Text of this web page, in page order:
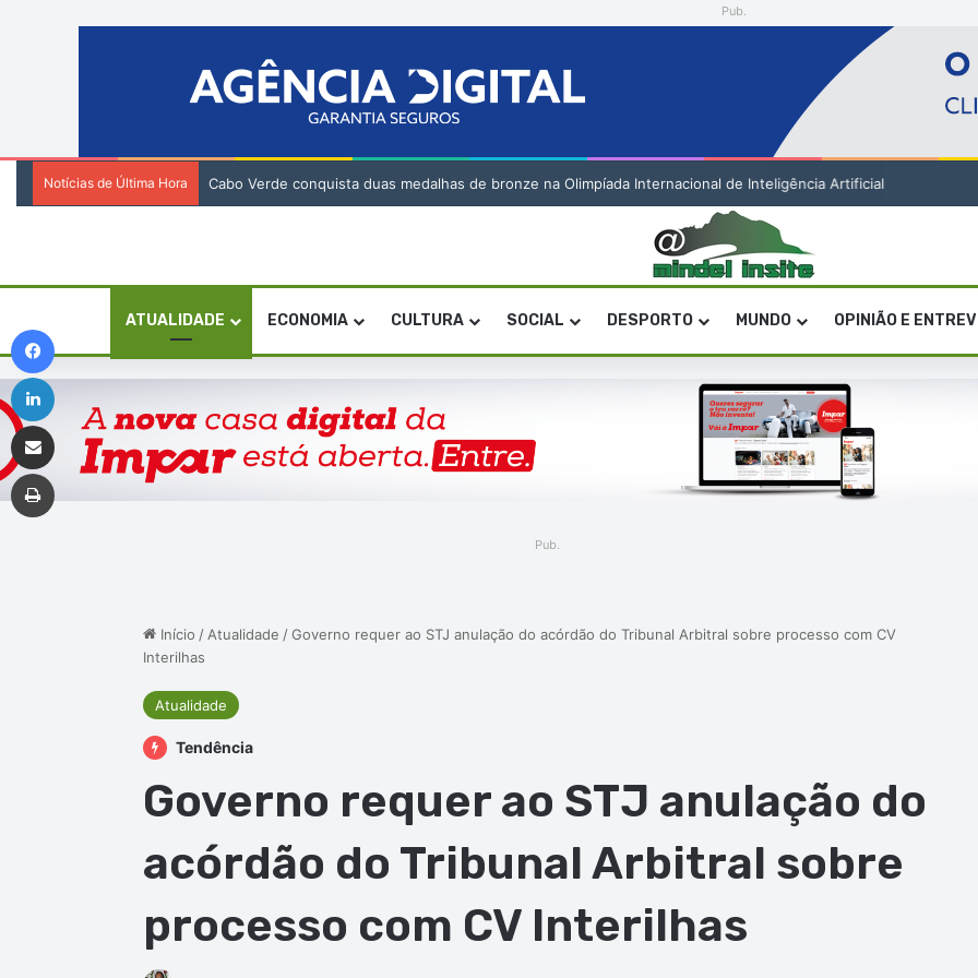
Pub.
Notícias de Última Hora Cabo Verde conquista duas medalhas de bronze na Olimpíada Internacional de Inteligência Artificial
ATUALIDADE ECONOMIA CULTURA SOCIAL DESPORTO MUNDO OPINIÃO E
Pub.
Início / Atualidade / Governo requer ao STJ anulação do acórdão do Tribunal Arbitral sobre processo com CV
Interilhas
Atualidade
Tendência
Governo requer ao STJ anulação do
acórdão do Tribunal Arbitral sobre
processo com CV Interilhas
Linkedin
Imprimir